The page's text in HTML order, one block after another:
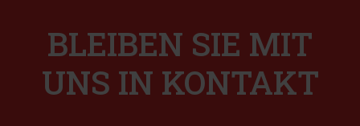
BLEIBEN SIE MIT
UNS IN KONTAKT